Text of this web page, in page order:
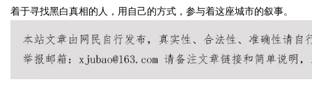
着于寻找黑白真相的人，用自己的方式，参与着这座城市的叙事。